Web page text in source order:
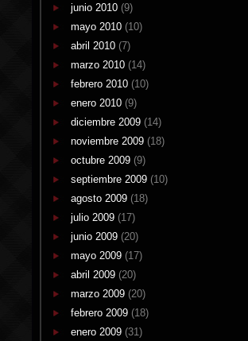
junio 2010 (9)
mayo 2010 (10)
abril 2010 (7)
marzo 2010 (14)
febrero 2010 (10)
enero 2010 (9)
diciembre 2009 (14)
noviembre 2009 (18)
octubre 2009 (9)
septiembre 2009 (10)
agosto 2009 (18)
julio 2009 (17)
junio 2009 (20)
mayo 2009 (17)
abril 2009 (20)
marzo 2009 (20)
febrero 2009 (18)
enero 2009 (31)